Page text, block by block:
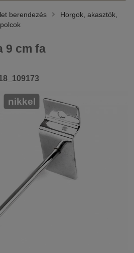
berendezés
Horgok, akasztók,
9 cm fa
nikkel